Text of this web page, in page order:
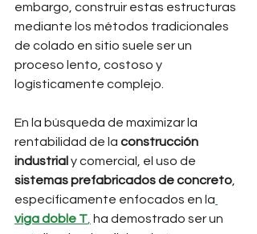
embargo, construir estas estructuras
mediante los métodos tradicionales
de colado en sitio suele ser un
proceso lento, costoso y
logísticamente complejo.
En la búsqueda de maximizar la
rentabilidad de la construcción
industrial y comercial, el uso de
sistemas prefabricados de concreto
específicamente enfocados en la
viga doble T ha demostrado ser un